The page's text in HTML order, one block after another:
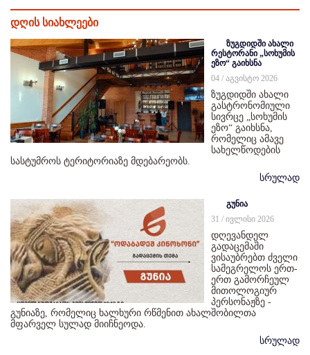
დღის სიახლეები
ზუგდიდში ახალი
რესტორანი „სოხუმის
ეზო“ გაიხსნა
04 / აგვისტო 2026
ზუგდიდში ახალი
გასტრონომიული
სივრცე „სოხუმის
ეზო“ გაიხსნა,
რომელიც ამავე
სახელწოდების
სასტუმროს ტერიტორიაზე მდებარეობს.
სრულად
გუნია
31 / ივლისი 2026
დღევანდელ
გადაცემაში
ვისაუბრებთ ძველი
სამეგრელოს ერთ-
ერთ გამორჩეულ
მითოლოგიურ
პერსონაჟზე -
გუნიაზე, რომელიც ხალხური რწმენით ახალშობილთა
მფარველ სულად მიიჩნეოდა.
სრულად